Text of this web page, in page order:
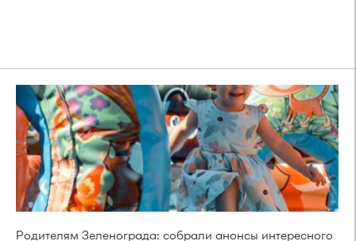
Родителям Зеленограда: собрали анонсы интересного